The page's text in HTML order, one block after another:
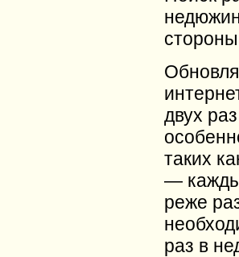
двух
таких
—
реже
раз в